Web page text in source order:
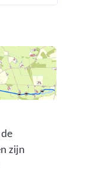
zijn